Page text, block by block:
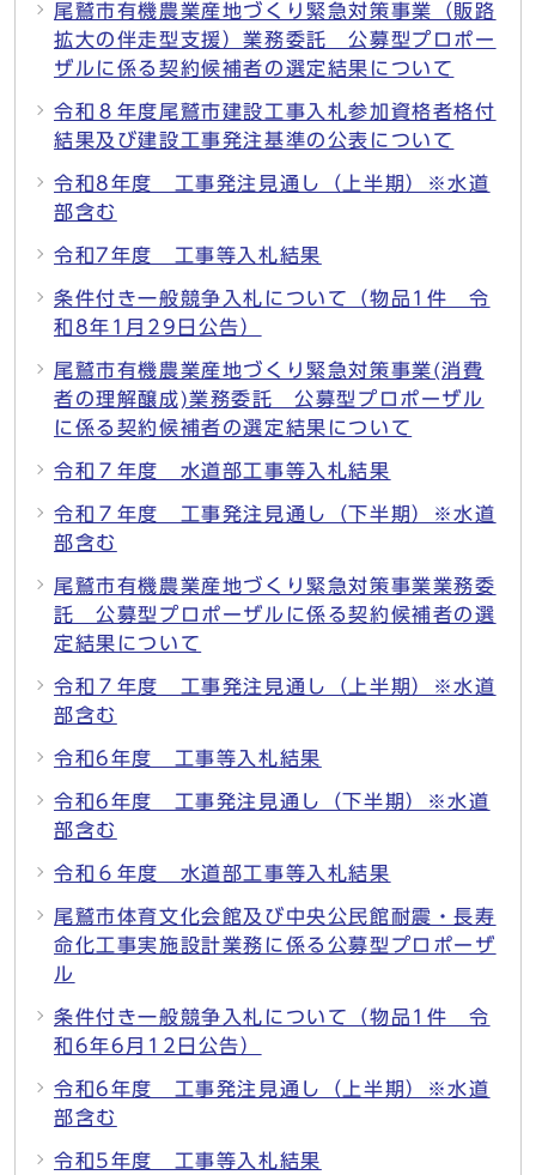
尾鷲市有機農業産地づくり緊急対策事業（販路
拡大の伴走型支援）業務委託 公募型プロポー
ザルに係る契約候補者の選定結果について
令和８年度尾鷲市建設工事入札参加資格者格付
結果及び建設工事発注基準の公表について
令和8年度 工事発注見通し（上半期）※水道
部含む
令和7年度 工事等入札結果
条件付き一般競争入札について（物品1件 令
和8年1月29日公告）
尾鷲市有機農業産地づくり緊急対策事業(消費
者の理解醸成)業務委託 公募型プロポーザル
に係る契約候補者の選定結果について
令和７年度 水道部工事等入札結果
令和７年度 工事発注見通し（下半期）※水道
部含む
尾鷲市有機農業産地づくり緊急対策事業業務委
託 公募型プロポーザルに係る契約候補者の選
定結果について
令和７年度 工事発注見通し（上半期）※水道
部含む
令和6年度 工事等入札結果
令和6年度 工事発注見通し（下半期）※水道
部含む
令和６年度 水道部工事等入札結果
尾鷲市体育文化会館及び中央公民館耐震・長寿
命化工事実施設計業務に係る公募型プロポーザ
ル
条件付き一般競争入札について（物品1件 令
和6年6月12日公告）
令和6年度 工事発注見通し（上半期）※水道
部含む
令和5年度 工事等入札結果